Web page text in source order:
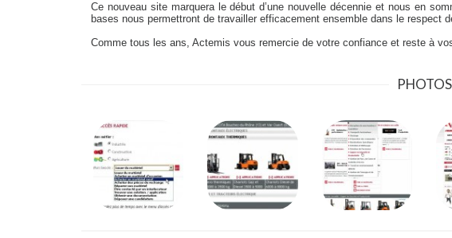
Ce nouveau site marquera le début d’une nouvelle décennie et nous en
bases nous permettront de travailler efficacement ensemble dans le
Comme tous les ans, Actemis vous remercie de votre confiance et reste à
PHOTOS